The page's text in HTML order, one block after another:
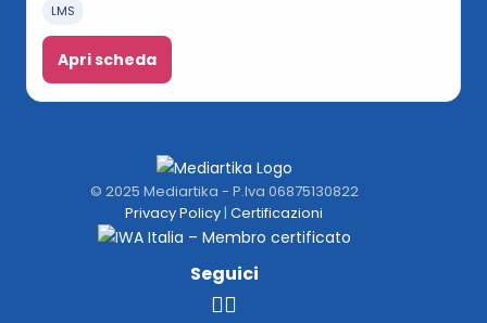
LMS
Apri scheda
© 2025 Mediartika - P.Iva 06875130822
Privacy Policy|Certificazioni
Seguici